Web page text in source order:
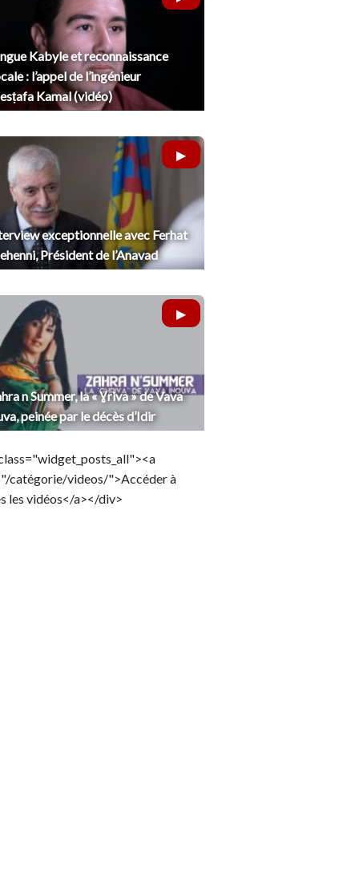
Kabyle et reconnaissance
: l’appel de l’ingénieur
Kamal (vidéo)
exceptionnelle avec Ferhat
Président de l’Anavad
n Summer, la « Ɣriva » de Vava
peinée par le décès d’Idir
catégorie/videos/">Accéder à
les vidéos</a></div>